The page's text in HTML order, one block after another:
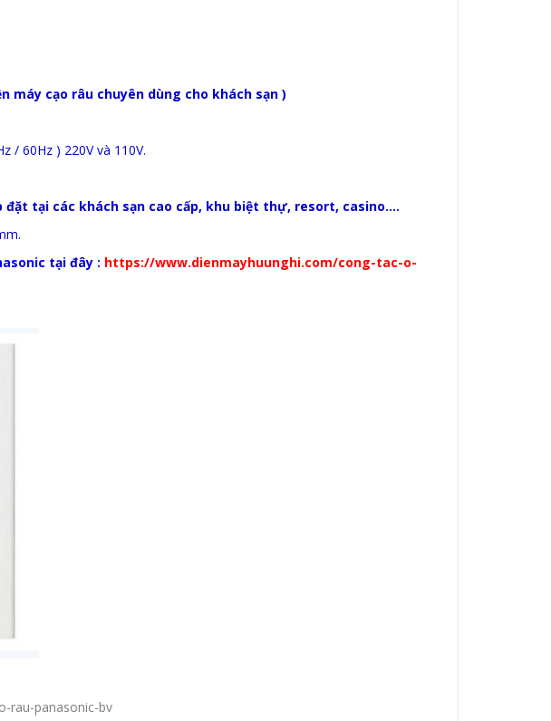
máy cạo râu chuyên dùng cho khách sạn )
/ 60Hz ) 220V và 110V.
đặt tại các khách sạn cao cấp, khu biệt thự, resort, casino....
tại đây : https://www.dienmayhuunghi.com/cong-tac-o-